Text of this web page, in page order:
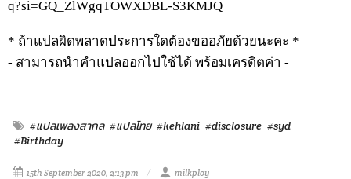
q?si=GQ_ZlWgqTOWXDBL-S3KMJQ
* ถ้าแปลผิดพลาดประการใดต้องขออภัยด้วยนะคะ *
- สามารถนำคำแปลออกไปใช้ได้ พร้อมเครดิตค่า -
#แปลเพลงสากล #แปลไทย #kehlani #disclosure #syd
#Birthday
15th September 2020, 2:13 pm milkploy